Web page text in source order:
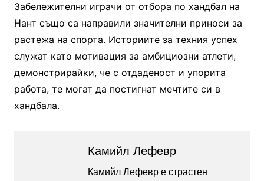
Забележителни играчи от отбора по хандбал на
Нант също са направили значителни приноси за
растежа на спорта. Историите за техния успех
служат като мотивация за амбициозни атлети,
демонстрирайки, че с отдаденост и упорита
работа, те могат да постигнат мечтите си в
хандбала.
Камийл Лефевр
Камийл Лефевр е страстен